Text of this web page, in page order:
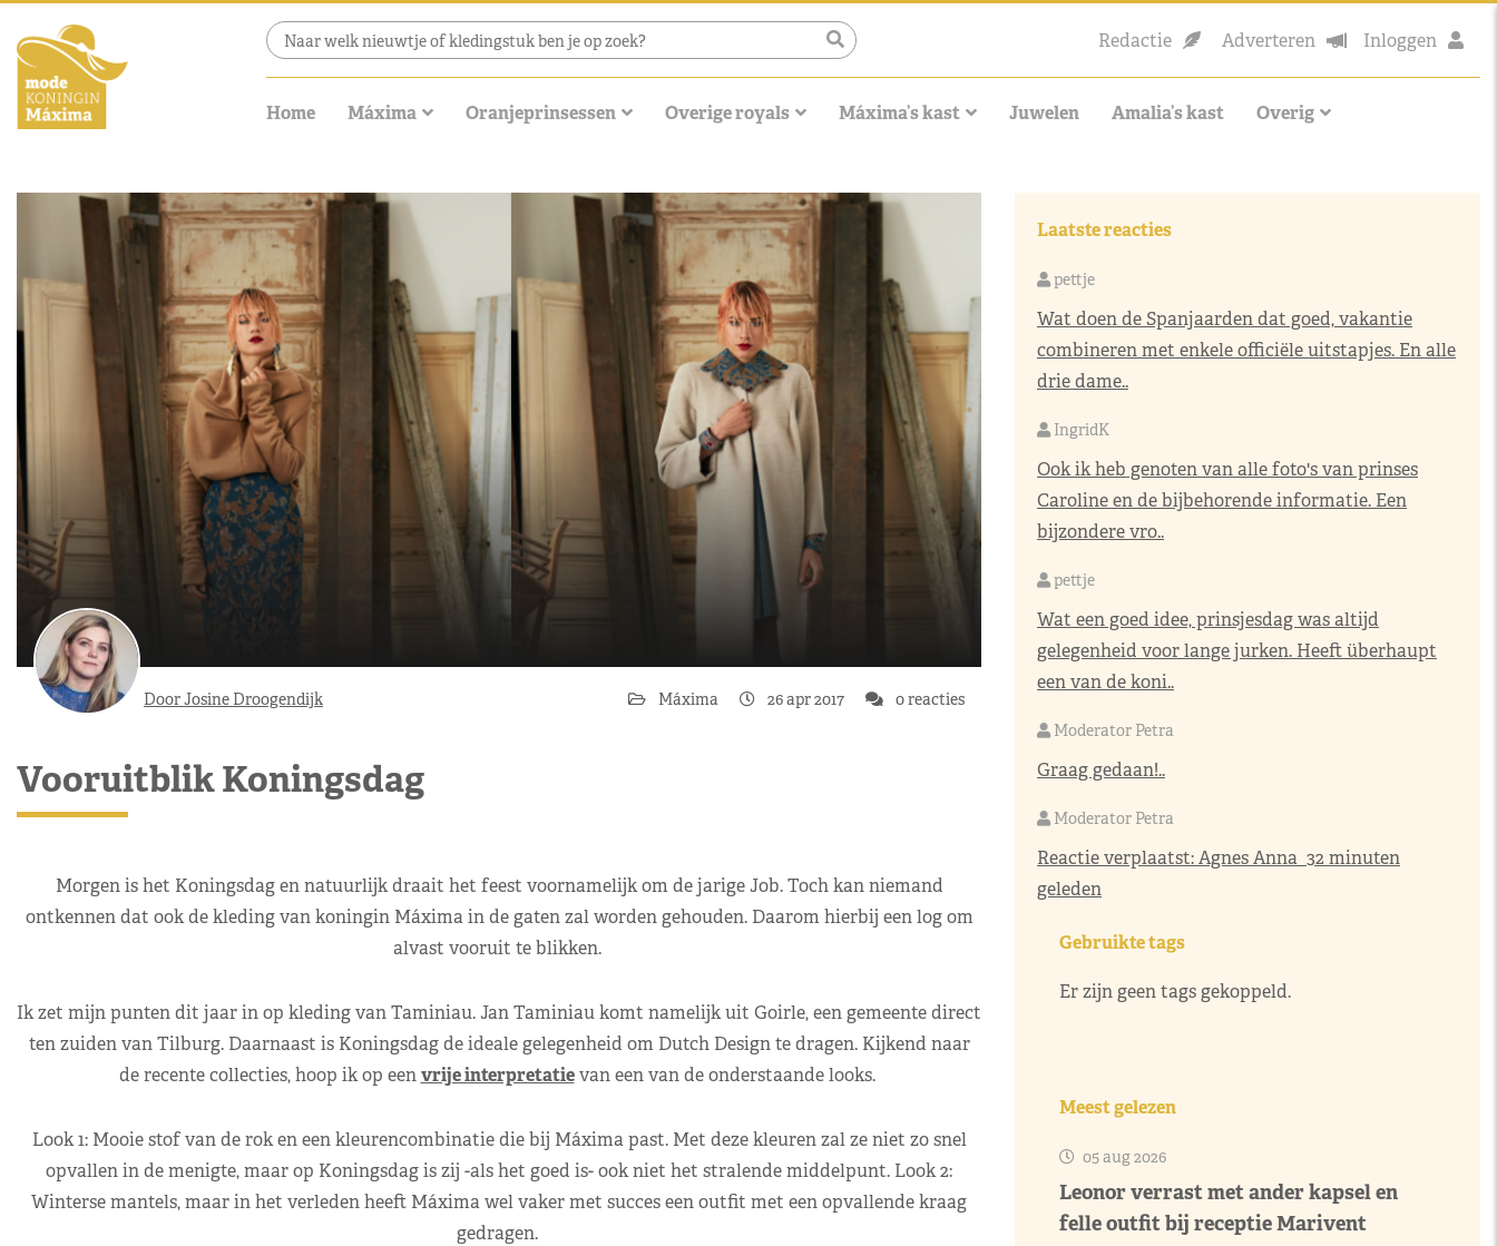
Redactie Adverteren Inloggen
Home Máxima Oranjeprinsessen Overige royals Máxima’s kast Juwelen Amalia’s kast Overig
Door Josine Droogendijk Máxima 26 apr 2017 0 reacties
Vooruitblik Koningsdag
Morgen is het Koningsdag en natuurlijk draait het feest voornamelijk om de jarige Job. Toch kan niemand
ontkennen dat ook de kleding van koningin Máxima in de gaten zal worden gehouden. Daarom hierbij een log om
alvast vooruit te blikken.
Ik zet mijn punten dit jaar in op kleding van Taminiau. Jan Taminiau komt namelijk uit Goirle, een gemeente direct
ten zuiden van Tilburg. Daarnaast is Koningsdag de ideale gelegenheid om Dutch Design te dragen. Kijkend naar
de recente collecties, hoop ik op eenvrije interpretatievan een van de onderstaande looks.
Look 1: Mooie stof van de rok en een kleurencombinatie die bij Máxima past. Met deze kleuren zal ze niet zo snel
opvallen in de menigte, maar op Koningsdag is zij -als het goed is- ook niet het stralende middelpunt. Look 2:
Winterse mantels, maar in het verleden heeft Máxima wel vaker met succes een outfit met een opvallende kraag
gedragen.
Laatste reacties
pettje
Wat doen de Spanjaarden dat goed, vakantie
combineren met enkele officiële uitstapjes. En alle
drie dame..
IngridK
Ook ik heb genoten van alle foto's van prinses
Caroline en de bijbehorende informatie. Een
bijzondere vro..
pettje
Wat een goed idee, prinsjesdag was altijd
gelegenheid voor lange jurken. Heeft überhaupt
een van de koni..
Moderator Petra
Graag gedaan!..
Moderator Petra
Reactie verplaatst:Agnes Anna 32 minuten
geleden
Gebruikte tags
Er zijn geen tags gekoppeld.
Meest gelezen
05 aug 2026
Leonor verrast met ander kapsel en
felle outfit bij receptie Marivent